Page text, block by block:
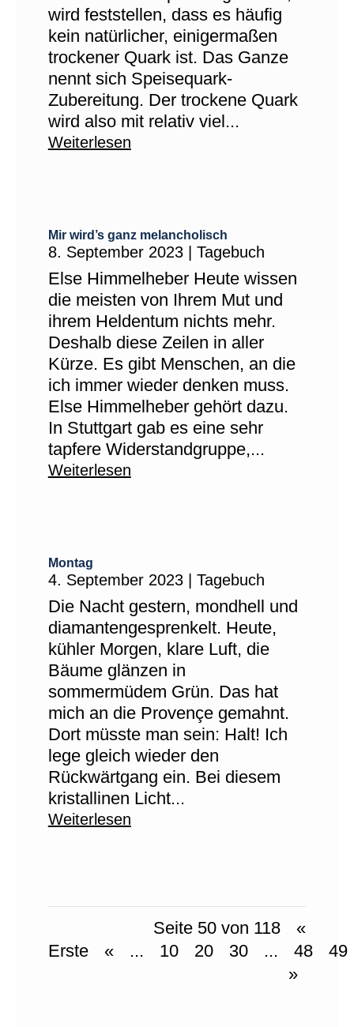
wird feststellen, dass es häufig
kein natürlicher, einigermaßen
trockener Quark ist. Das Ganze
nennt sich Speisequark-
Zubereitung. Der trockene Quark
wird also mit relativ viel...
Weiterlesen
Mir wird’s ganz melancholisch
8. September 2023| Tagebuch
Else Himmelheber Heute wissen
die meisten von Ihrem Mut und
ihrem Heldentum nichts mehr.
Deshalb diese Zeilen in aller
Kürze. Es gibt Menschen, an die
ich immer wieder denken muss.
Else Himmelheber gehört dazu.
In Stuttgart gab es eine sehr
tapfere Widerstandgruppe,...
Weiterlesen
Montag
4. September 2023| Tagebuch
Die Nacht gestern, mondhell und
diamantengesprenkelt. Heute,
kühler Morgen, klare Luft, die
Bäume glänzen in
sommermüdem Grün. Das hat
mich an die Provençe gemahnt.
Dort müsste man sein: Halt! Ich
lege gleich wieder den
Rückwärtgang ein. Bei diesem
kristallinen Licht...
Weiterlesen
Seite 50 von 118
«
Erste
« ... 10 20 30 ... 48
49
»